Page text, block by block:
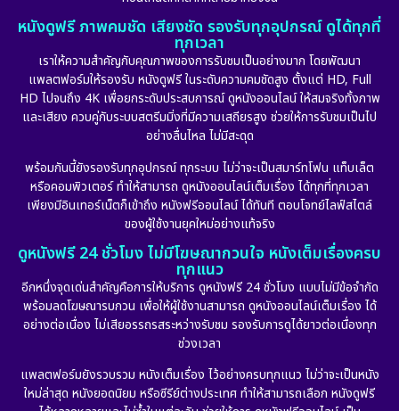
หนังดูฟรี ภาพคมชัด เสียงชัด รองรับทุกอุปกรณ์ ดูได้ทุกที่
ทุกเวลา
เราให้ความสำคัญกับคุณภาพของการรับชมเป็นอย่างมาก โดยพัฒนา
แพลตฟอร์มให้รองรับ หนังดูฟรี ในระดับความคมชัดสูง ตั้งแต่ HD, Full
HD ไปจนถึง 4K เพื่อยกระดับประสบการณ์ ดูหนังออนไลน์ ให้สมจริงทั้งภาพ
และเสียง ควบคู่กับระบบสตรีมมิ่งที่มีความเสถียรสูง ช่วยให้การรับชมเป็นไป
อย่างลื่นไหล ไม่มีสะดุด
พร้อมกันนี้ยังรองรับทุกอุปกรณ์ ทุกระบบ ไม่ว่าจะเป็นสมาร์ทโฟน แท็บเล็ต
หรือคอมพิวเตอร์ ทำให้สามารถ ดูหนังออนไลน์เต็มเรื่อง ได้ทุกที่ทุกเวลา
เพียงมีอินเทอร์เน็ตก็เข้าถึง หนังฟรีออนไลน์ ได้ทันที ตอบโจทย์ไลฟ์สไตล์
ของผู้ใช้งานยุคใหม่อย่างแท้จริง
ดูหนังฟรี 24 ชั่วโมง ไม่มีโฆษณากวนใจ หนังเต็มเรื่องครบ
ทุกแนว
อีกหนึ่งจุดเด่นสำคัญคือการให้บริการ ดูหนังฟรี 24 ชั่วโมง แบบไม่มีข้อจำกัด
พร้อมลดโฆษณารบกวน เพื่อให้ผู้ใช้งานสามารถ ดูหนังออนไลน์เต็มเรื่อง ได้
อย่างต่อเนื่อง ไม่เสียอรรถรสระหว่างรับชม รองรับการดูได้ยาวต่อเนื่องทุก
ช่วงเวลา
แพลตฟอร์มยังรวบรวม หนังเต็มเรื่อง ไว้อย่างครบทุกแนว ไม่ว่าจะเป็นหนัง
ใหม่ล่าสุด หนังยอดนิยม หรือซีรีย์ต่างประเทศ ทำให้สามารถเลือก หนังดูฟรี